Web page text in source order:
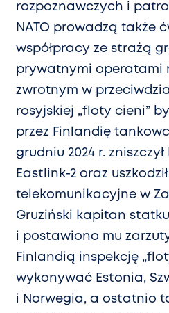
rozpoznawczych i
NATO prowadzą także
współpracy ze strażą
prywatnymi operatami
zwrotnym w
rosyjskiej „floty cieni”
przez Finlandię
grudniu 2024 r.
Eastlink-2 oraz
telekomunikacyjne w
Gruziński kapitan
i postawiono mu
Finlandią inspekcję
wykonywać Estonia,
i Norwegia, a ostatnio